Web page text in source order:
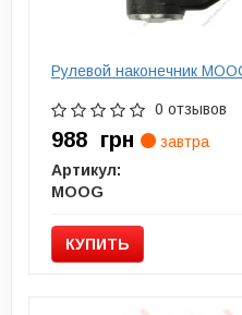
Рулевой наконечник
0 отзывов
988 грн
завтра
Артикул:
MOOG
КУПИТЬ